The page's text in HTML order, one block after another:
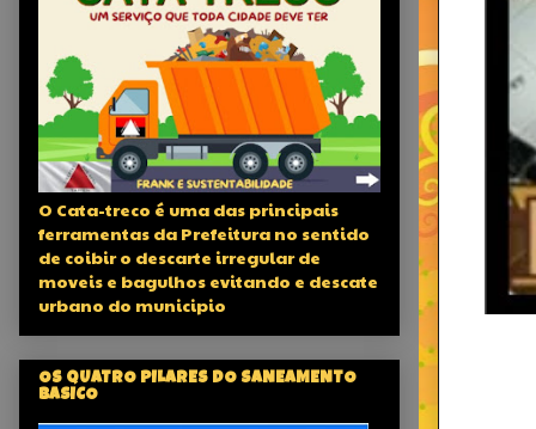
O Cata-treco é uma das principais
ferramentas da Prefeitura no sentido
de coibir o descarte irregular de
moveis e bagulhos evitando e descate
urbano do municipio
OS QUATRO PILARES DO SANEAMENTO
BASICO